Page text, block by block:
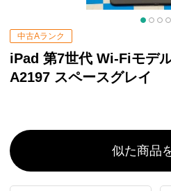
中古Aランク
iPad 第7世代 Wi-Fiモデ
A2197 スペースグレイ
似た商品